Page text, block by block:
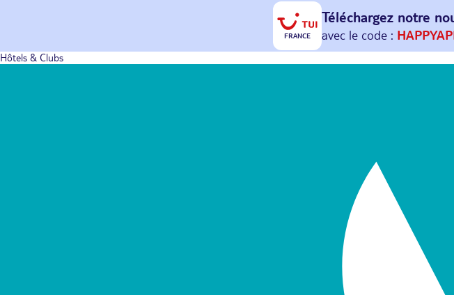
FRANCE
Téléchargez notre
Et profitez de 30€
avec le code :
Hôtels & Clubs